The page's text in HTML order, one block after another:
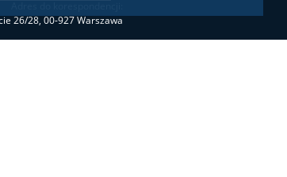
26/28, 00-927 Warszawa